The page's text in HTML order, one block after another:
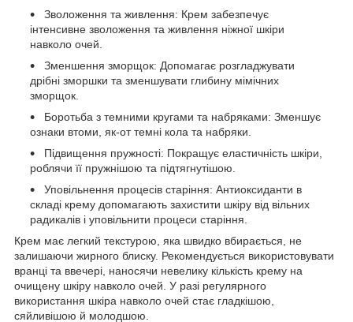
Зволоження та живлення: Крем забезпечує
інтенсивне зволоження та живлення ніжної шкіри
навколо очей.
Зменшення зморщок: Допомагає розгладжувати
дрібні зморшки та зменшувати глибину мімічних
зморщок.
Боротьба з темними кругами та набряками: Зменшує
ознаки втоми, як-от темні кола та набряки.
Підвищення пружності: Покращує еластичність шкіри,
роблячи її пружнішою та підтягнутішою.
Уповільнення процесів старіння: Антиоксиданти в
складі крему допомагають захистити шкіру від вільних
радикалів і уповільнити процеси старіння.
Крем має легкий текстурою, яка швидко вбирається, не
залишаючи жирного блиску. Рекомендується використовувати
вранці та ввечері, наносячи невелику кількість крему на
очищену шкіру навколо очей. У разі регулярного
використання шкіра навколо очей стає гладкішою,
сяйливішою й молодшою.